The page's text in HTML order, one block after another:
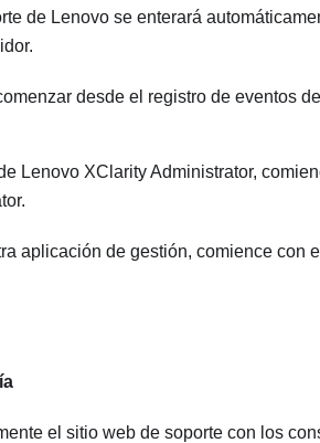
de Lenovo se enterará
desde el registro de eventos
Lenovo XClarity Administrator,
.
aplicación de gestión, comience con
el sitio web de soporte con los